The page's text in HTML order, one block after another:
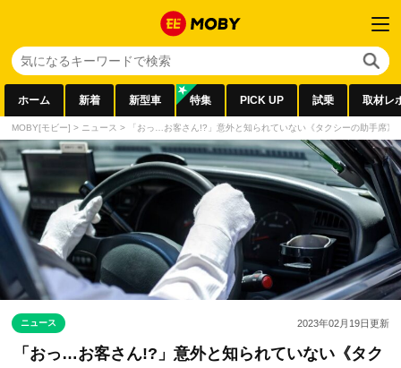
ホーム 新着 新型車 特集 PICK UP 試乗 取材レ
MOBY[モビー] > ニュース > 「おっ…お客さん!?」意外と知られていない《タクシーの助手席》
ニュース 2023年02月19日更新
「おっ…お客さん!?」意外と知られていない《タク